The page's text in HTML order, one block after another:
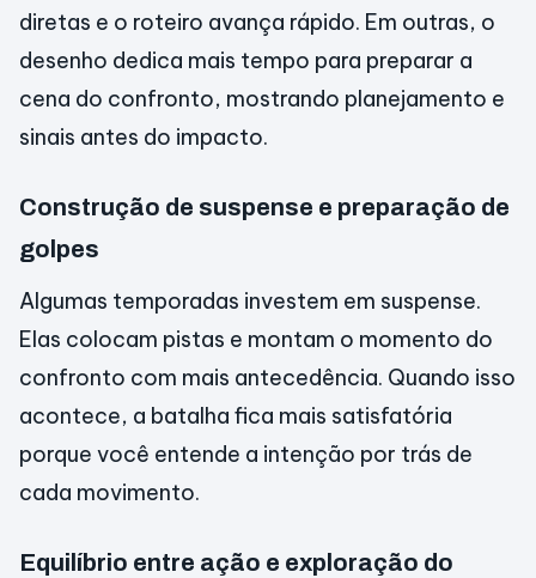
diretas e o roteiro avança rápido. Em outras, o
desenho dedica mais tempo para preparar a
cena do confronto, mostrando planejamento e
sinais antes do impacto.
Construção de suspense e preparação de
golpes
Algumas temporadas investem em suspense.
Elas colocam pistas e montam o momento do
confronto com mais antecedência. Quando isso
acontece, a batalha fica mais satisfatória
porque você entende a intenção por trás de
cada movimento.
Equilíbrio entre ação e exploração do